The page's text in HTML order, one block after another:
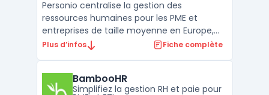
Personio centralise la gestion des
ressources humaines pour les PME et
entreprises de taille moyenne en Europe,
facilitant le pilotage RH sur l’ensemble du
informations et à la multiplicité des outils
Plus d’infos Fiche complète
BambooHR
Simplifiez la gestion RH et paie pour